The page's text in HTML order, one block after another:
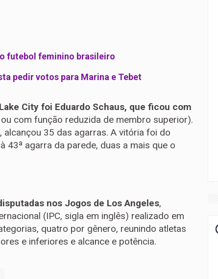
futebol feminino brasileiro
pedir votos para Marina e Tebet
City foi Eduardo Schaus, que ficou com
com função reduzida de membro superior).
alcançou 35 das agarras. A vitória foi do
43ª agarra da parede, duas a mais que o
nos Jogos de Los Angeles,
(IPC, sigla em inglês) realizado em
quatro por gênero, reunindo atletas
e inferiores e alcance e potência.